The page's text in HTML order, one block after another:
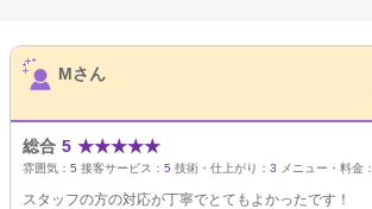
サロンPick Up
Mさん
総合 5 ★★★★★
雰囲気： 5 接客サービス： 5 技術・仕上がり： 3 メニュー・料金：
スタッフの方の対応が丁寧でとてもよかったです！